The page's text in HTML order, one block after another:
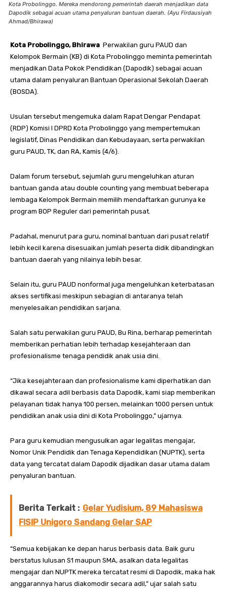
Kota Probolinggo. Mereka mendorong pemerintah daerah menjadikan data
Dapodik sebagai acuan utama penyaluran bantuan daerah. (Ayu Firdausiyah
Ahmad/Bhirawa)
Kota Probolinggo, Bhirawa Perwakilan guru PAUD dan
Kelompok Bermain (KB) di Kota Probolinggo meminta pemerintah
menjadikan Data Pokok Pendidikan (Dapodik) sebagai acuan
utama dalam penyaluran Bantuan Operasional Sekolah Daerah
(BOSDA).
Usulan tersebut mengemuka dalam Rapat Dengar Pendapat
(RDP) Komisi I DPRD Kota Probolinggo yang mempertemukan
legislatif, Dinas Pendidikan dan Kebudayaan, serta perwakilan
guru PAUD, TK, dan RA, Kamis (4/6).
Dalam forum tersebut, sejumlah guru mengeluhkan aturan
bantuan ganda atau double counting yang membuat beberapa
lembaga Kelompok Bermain memilih mendaftarkan gurunya ke
program BOP Reguler dari pemerintah pusat.
Padahal, menurut para guru, nominal bantuan dari pusat relatif
lebih kecil karena disesuaikan jumlah peserta didik dibandingkan
bantuan daerah yang nilainya lebih besar.
Selain itu, guru PAUD nonformal juga mengeluhkan keterbatasan
akses sertifikasi meskipun sebagian di antaranya telah
menyelesaikan pendidikan sarjana.
Salah satu perwakilan guru PAUD, Bu Rina, berharap pemerintah
memberikan perhatian lebih terhadap kesejahteraan dan
profesionalisme tenaga pendidik anak usia dini.
“Jika kesejahteraan dan profesionalisme kami diperhatikan dan
dikawal secara adil berbasis data Dapodik, kami siap memberikan
pelayanan tidak hanya 100 persen, melainkan 1000 persen untuk
pendidikan anak usia dini di Kota Probolinggo,” ujarnya.
Para guru kemudian mengusulkan agar legalitas mengajar,
Nomor Unik Pendidik dan Tenaga Kependidikan (NUPTK), serta
data yang tercatat dalam Dapodik dijadikan dasar utama dalam
penyaluran bantuan.
Berita Terkait : Gelar Yudisium, 89 Mahasiswa
FISIP Unigoro Sandang Gelar SAP
“Semua kebijakan ke depan harus berbasis data. Baik guru
berstatus lulusan S1 maupun SMA, asalkan data legalitas
mengajar dan NUPTK mereka tercatat resmi di Dapodik, maka hak
anggarannya harus diakomodir secara adil,” ujar salah satu